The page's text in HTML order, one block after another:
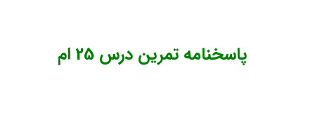
پاسخنامه تمرین درس 25 ام